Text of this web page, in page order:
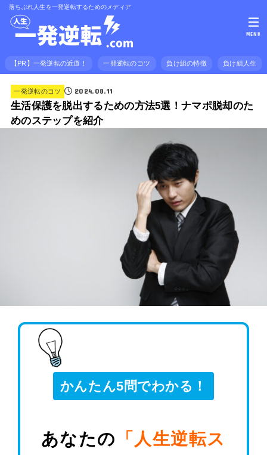
落ちぶれ人生を一発逆転するためのメディア
【PR】一発逆転の近道！ 一発逆転のコツ 負け組の特徴 負け組人生
MENU
一発逆転のコツ 2024.08.11
生活保護を脱出するための方法5選！ナマポ脱却のた
めのステップを紹介
かんたん5問でわかる！
あなたの 「人生逆転ス